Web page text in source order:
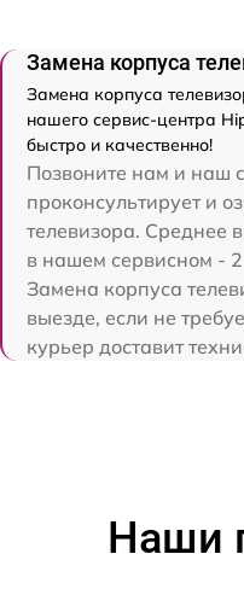
Замена корпуса
Замена корпуса
нашего сервис-центра
быстро и качественно!
Позвоните нам и наш
проконсультирует и
телевизора. Среднее
в нашем сервисном -
Замена корпуса
выезде, если не
курьер доставит
Наши